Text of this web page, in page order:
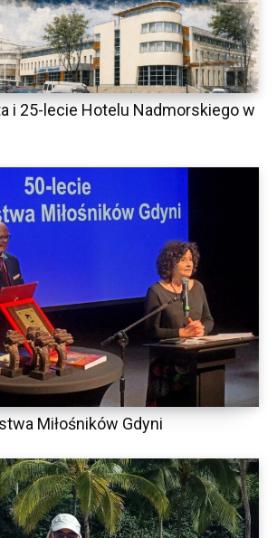
i 25-lecie Hotelu Nadmorskiego w
Miłośników Gdyni